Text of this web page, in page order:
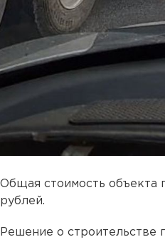
Общая стоимость объекта
рублей.
Решение о строительстве